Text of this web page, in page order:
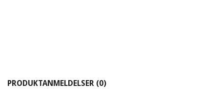
PRODUKTANMELDELSER (0)